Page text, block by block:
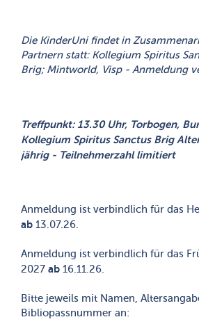
Die KinderUni findet in
Partnern statt: Kollegium Spiritus
Brig; Mintworld, Visp - Anmeldung
Treffpunkt: 13.30 Uhr, Torbogen,
Kollegium Spiritus Sanctus Brig
jährig - Teilnehmerzahl limitiert
Anmeldung ist verbindlich für das
ab 13.07.26.
Anmeldung ist verbindlich für das
2027 ab 16.11.26.
Bitte jeweils mit Namen,
Bibliopassnummer an: